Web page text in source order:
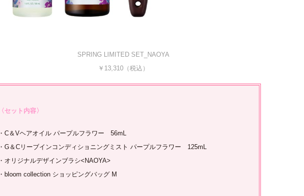
SPRING LIMITED SET_NAOYA
￥13,310（税込）
〈セット内容〉
・C＆Vヘアオイル パープルフラワー 56mL
・G＆Cリーブインコンディショニングミスト パープルフラワー 125mL
・オリジナルデザインブラシ<NAOYA>
・bloom collection ショッピングバッグ M